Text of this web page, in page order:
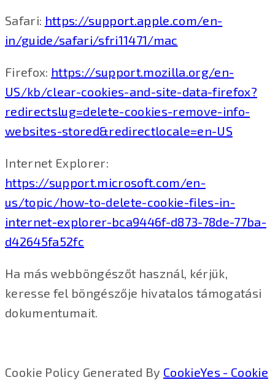
Safari: https://support.apple.com/en-
in/guide/safari/sfri11471/mac
Firefox: https://support.mozilla.org/en-
US/kb/clear-cookies-and-site-data-firefox?
redirectslug=delete-cookies-remove-info-
websites-stored&redirectlocale=en-US
Internet Explorer:
https://support.microsoft.com/en-
us/topic/how-to-delete-cookie-files-in-
internet-explorer-bca9446f-d873-78de-77ba-
d42645fa52fc
Ha más webböngészőt használ, kérjük,
keresse fel böngészője hivatalos támogatási
dokumentumait.
Cookie Policy Generated By CookieYes - Cookie